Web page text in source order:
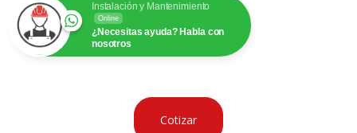
Instalación y Mantenimiento
Online
¿Necesitas ayuda? Habla con
nosotros
Cotizar